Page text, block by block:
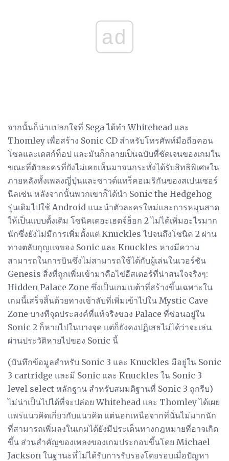
ad
จากนั้นก็น่าแปลกใจที่ Sega ได้ทำ Whitehead และ
Thomley เพื่อสร้าง Sonic CD สำหรับโทรศัพท์มือถือคอน
โซลและเดสก์ท็อป และมันก็กลายเป็นฉบับที่ชัดเจนของเกมใน
ขณะที่ตัวละครที่ยังไม่เคยเห็นมาจนกระทั่งได้รับสิทธิพิเศษใน
ภายหลังทั้งเพลงญี่ปุ่นและซาวด์แทร็คอเมริกันของสเปนเซอร์
นีลเซ่น หลังจากนั้นพวกเขาก็ได้นำ Sonic the Hedgehog
รุ่นเดิมไปใช้ Android แนะนำตัวละครใหม่และการหมุนสาด
ให้เป็นแบบดั้งเดิม โซนิคเดอะเฮดจ์ฮ็อก 2 ไม่ได้เพิ่มอะไรมาก
นักซึ่งยังไม่มีการเพิ่มตั้งแต่ Knuckles ไปจนถึงโซนิค 2 ผ่าน
ทางตลับกุญแจของ Sonic และ Knuckles หางมีความ
สามารถในการบินซึ่งไม่สามารถใช้ได้กับผู้เล่นในเวอร์ชัน
Genesis สิ่งที่ถูกเพิ่มเข้ามาคือไข่อีสเตอร์ที่น่าสนใจจริงๆ:
Hidden Palace Zone ซึ่งเป็นเกมเบต้าที่สร้างขึ้นเฉพาะใน
เกมนี้เสร็จสิ้นด้วยทางเข้าลับที่เพิ่มเข้าไปใน Mystic Cave
Zone บางทีจุดประสงค์ที่แท้จริงของ Palace ที่ซ่อนอยู่ใน
Sonic 2 ก็หายไปในบางจุด แต่ก็ยังคงปฏิเสธไม่ได้ว่าจะเล่น
ผ่านประวัติหายไปของ Sonic นี้
(บันทึกข้อมูลสำหรับ Sonic 3 และ Knuckles มีอยู่ใน Sonic
3 cartridge และมี Sonic และ Knuckles ใน Sonic 3
level select หลักฐาน สำหรับสมมติฐานที่ Sonic 3 ถูกรีบ)
ไม่น่าเป็นไปได้ที่จะปล่อย Whitehead และ Thomley ได้เผย
แพร่แนวคิดเกี่ยวกับแนวคิด แต่นอกเหนือจากที่นั่นไม่มากนัก
ที่สามารถเพิ่มลงในเกมได้ยังมีประเด็นทางกฎหมายที่อาจเกิด
ขึ้น ส่วนสำคัญของเพลงของเกมประกอบขึ้นโดย Michael
Jackson ในฐานะที่ไม่ได้รับการรับรองโดยรอบเมื่อปัญหา